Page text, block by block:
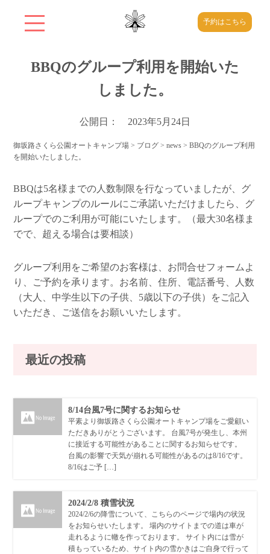
予約はこちら
BBQのグループ利用を開始いた
しました。
公開日： 2023年5月24日
御坂路さくら公園オートキャンプ場 > ブログ >news >BBQのグループ利用
を開始いたしました。
BBQは5名様までの人数制限を行なっていましたが、グ
ループキャンプのルールにご承諾いただけましたら、グ
ループでのご利用が可能にいたします。（最大30名様ま
でで、超える場合は要相談）
グループ利用をご希望のお客様は、お問合せフォームよ
り、ご予約を承ります。お名前、住所、電話番号、人数
（大人、中学生以下の子供、5歳以下の子供）をご記入
いただき、ご送信をお願いいたします。
最近の投稿
8/14台風7号に関するお知らせ
平素より御坂路さくら公園オートキャンプ場をご愛顧い
ただきありがとうございます。 台風7号が発生し、本州
に接近する可能性があることに関するお知らせです。
台風の影響で天気が崩れる可能性があるのは8/16です。
8/16はご予 […]
2024/2/8 積雪状況
2024/2/6の降雪について、こちらのページで場内の状況
をお知らせいたします。 場内のサイトまでの道は車が
走れるように轍を作っております。 サイト内には雪が
積もっているため、サイト内の雪かきはご自身で行って